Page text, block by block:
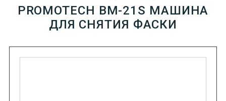
PROMOTECH ВМ-21S МАШИНА
ДЛЯ СНЯТИЯ ФАСКИ